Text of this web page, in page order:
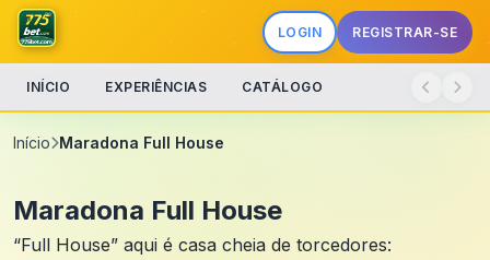
LOGIN REGISTRAR-SE
INÍCIO EXPERIÊNCIAS CATÁLOGO
Início Maradona Full House
Maradona Full House
“Full House” aqui é casa cheia de torcedores: